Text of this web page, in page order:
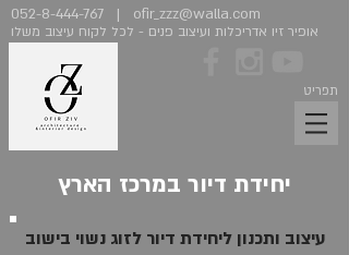
052-8-444-767 | ofir_zzz@walla.com
אופיר זיו אדריכלות ועיצוב פנים - לכל לקוח עיצוב משלו
תפריט
יחידת דיור במרכז הארץ
עיצוב ותכנון ליחידת דיור לזוג נשוי בישוב